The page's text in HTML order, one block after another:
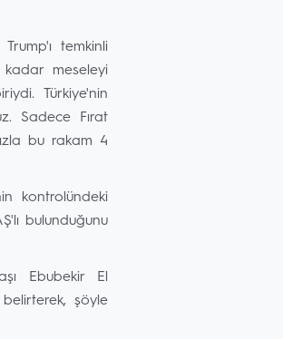
temkinli
meseleyi
Türkiye'nin
Sadece Fırat
bu rakam 4
kontrolündeki
bulunduğunu
Ebubekir El
şöyle